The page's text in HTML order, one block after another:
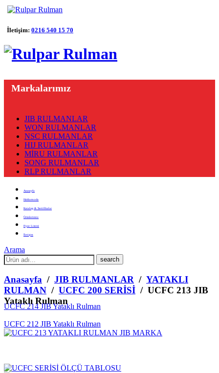
İletişim: 0216 540 15 70
Markalarımız
JIB RULMANLAR
WON RULMANLAR
NSC RULMANLAR
HIJ RULMANLAR
MİRU RULMANLAR
SONG RULMANLAR
RLP RULMANLAR
Anasayfa
Hakkımızda
Katalog & Sertifikalar
Ürünlerimiz
Fiyat Listesi
İletişim
Arama
What
are
you
looking
for?
Anasayfa / JIB RULMANLAR / YATAKLI
RULMAN / UCFC 200 SERİSİ / UCFC 213 JIB
Yataklı Rulman
UCFC 214 JIB Yataklı Rulman
UCFC 212 JIB Yataklı Rulman